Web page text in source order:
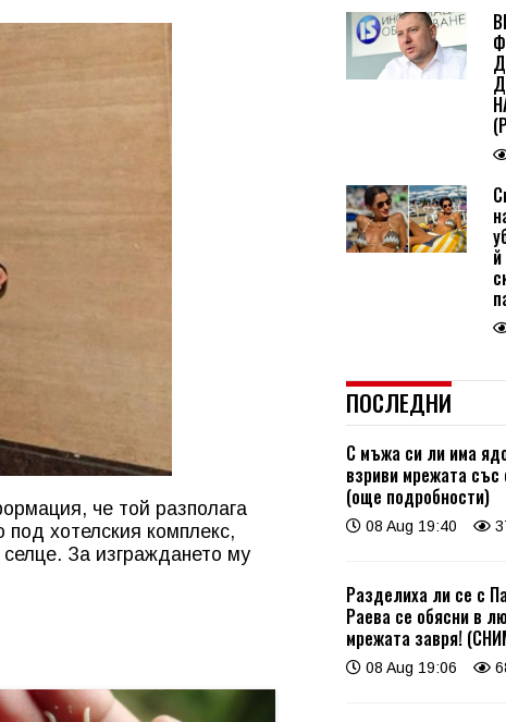
че той разполага
под хотелския комплекс,
За изграждането му
ПОСЛЕДНИ
С мъжа си ли има
взриви мрежата със
(още подробности)
08 Aug 19:40
Разделиха ли се с
Раева се обясни в
мрежата завря!
08 Aug 19:06